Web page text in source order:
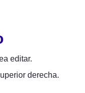
editar.
derecha.